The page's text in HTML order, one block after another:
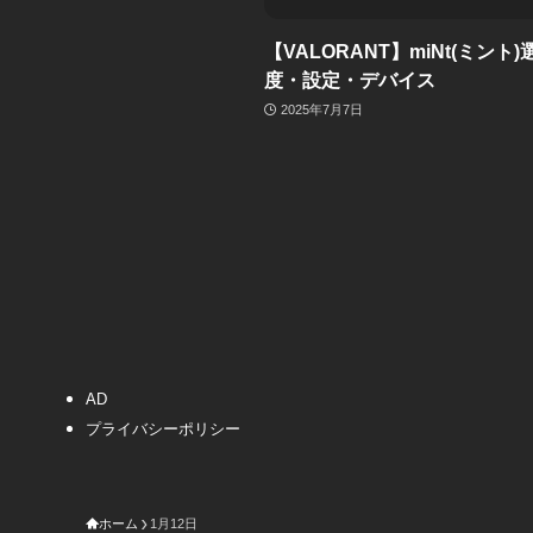
【VALORANT】miNt(ミント)
度・設定・デバイス
2025年7月7日
AD
プライバシーポリシー
ホーム 1月12日